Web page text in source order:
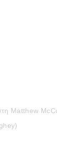
Matthew